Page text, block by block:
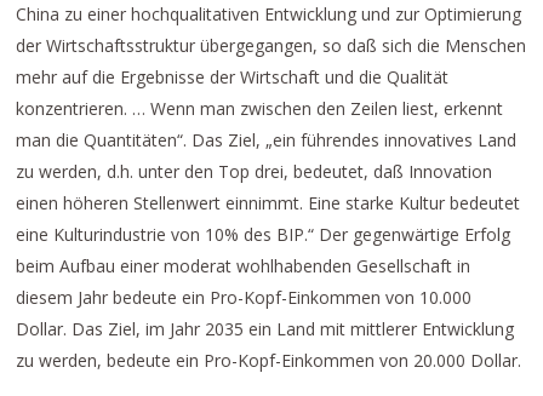
China zu einer hochqualitativen Entwicklung und zur Optimierung
der Wirtschaftsstruktur übergegangen, so daß sich die Menschen
mehr auf die Ergebnisse der Wirtschaft und die Qualität
konzentrieren. … Wenn man zwischen den Zeilen liest, erkennt
man die Quantitäten“. Das Ziel, „ein führendes innovatives Land
zu werden, d.h. unter den Top drei, bedeutet, daß Innovation
einen höheren Stellenwert einnimmt. Eine starke Kultur bedeutet
eine Kulturindustrie von 10% des BIP.“ Der gegenwärtige Erfolg
beim Aufbau einer moderat wohlhabenden Gesellschaft in
diesem Jahr bedeute ein Pro-Kopf-Einkommen von 10.000
Dollar. Das Ziel, im Jahr 2035 ein Land mit mittlerer Entwicklung
zu werden, bedeute ein Pro-Kopf-Einkommen von 20.000 Dollar.